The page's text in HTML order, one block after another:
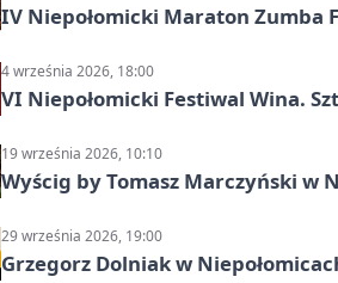
IV Niepołomicki Maraton Zumba
4 września 2026, 18:00
VI Niepołomicki Festiwal Wina.
19 września 2026, 10:10
Wyścig by Tomasz Marczyński w
29 września 2026, 19:00
Grzegorz Dolniak w